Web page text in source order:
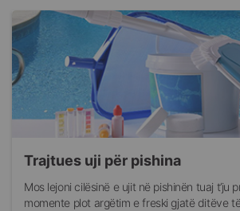
Trajtues uji për pishina
Mos lejoni cilësinë e ujit në pishinën tuaj t’ju
momente plot argëtim e freski gjatë ditëve të